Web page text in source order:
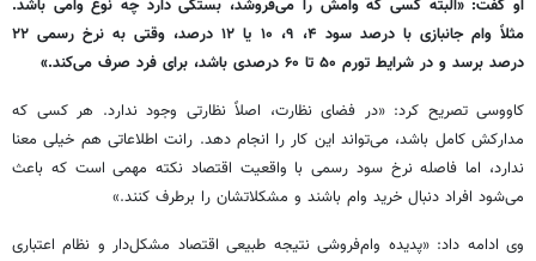
او گفت: «البته کسی که وامش را می‌فروشد، بستگی دارد چه نوع وامی باشد.
مثلاً وام جانبازی با درصد سود ۴، ۹، ۱۰ یا ۱۲ درصد، وقتی به نرخ رسمی ۲۲
درصد برسد و در شرایط تورم ۵۰ تا ۶۰ درصدی باشد، برای فرد صرف می‌کند.»
کاووسی تصریح کرد: «در فضای نظارت، اصلاً نظارتی وجود ندارد. هر کسی که
مدارکش کامل باشد، می‌تواند این کار را انجام دهد. رانت اطلاعاتی هم خیلی معنا
ندارد، اما فاصله نرخ سود رسمی با واقعیت اقتصاد نکته مهمی است که باعث
می‌شود افراد دنبال خرید وام باشند و مشکلاتشان را برطرف کنند.»
وی ادامه داد: «پدیده وام‌فروشی نتیجه طبیعی اقتصاد مشکل‌دار و نظام اعتباری